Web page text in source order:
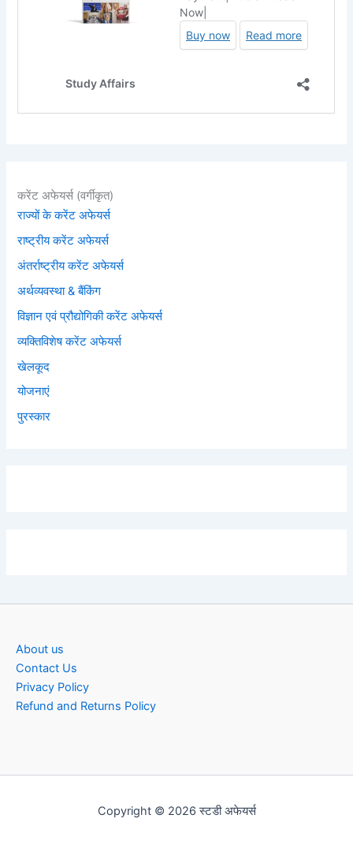
करेंट अफेयर्स (वर्गीकृत)
राज्यों के करेंट अफेयर्स
राष्ट्रीय करेंट अफेयर्स
अंतर्राष्ट्रीय करेंट अफेयर्स
अर्थव्यवस्था & बैंकिंग
विज्ञान एवं प्रौद्योगिकी करेंट अफेयर्स
व्यक्तिविशेष करेंट अफेयर्स
खेलकूद
योजनाएं
पुरस्कार
About us
Contact Us
Privacy Policy
Refund and Returns Policy
Copyright © 2026 स्टडी अफेयर्स